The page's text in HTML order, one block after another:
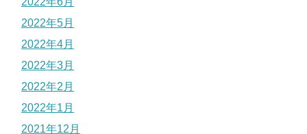
2022年5月
2022年4月
2022年3月
2022年2月
2022年1月
2021年12月